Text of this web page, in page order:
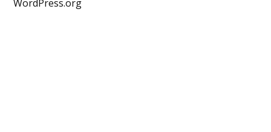
WordPress.org